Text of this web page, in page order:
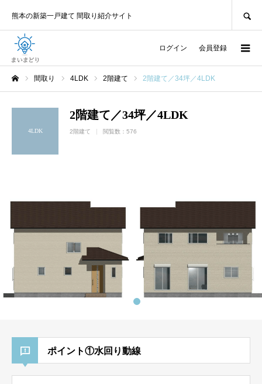
熊本の新築一戸建て 間取り紹介サイト
ログイン 会員登録
間取り 4LDK 2階建て 2階建て／34坪／4LDK
4LDK
2階建て／34坪／4LDK
2階建て 閲覧数：576
ポイント①水回り動線